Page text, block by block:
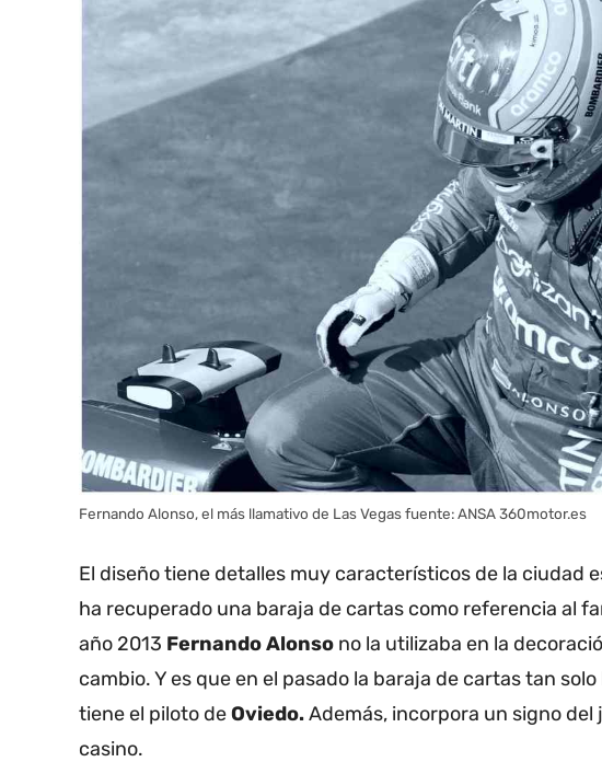
Fernando Alonso, el más llamativo de Las Vegas fuente: ANSA 360motor.es
El diseño tiene detalles muy característicos de la ciudad
ha recuperado una baraja de cartas como referencia al
año 2013 Fernando Alonso no la utilizaba en la
cambio. Y es que en el pasado la baraja de cartas tan
tiene el piloto deOviedo.Además, incorpora un signo
casino.